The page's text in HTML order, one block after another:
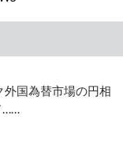
外国為替市場の円相
……